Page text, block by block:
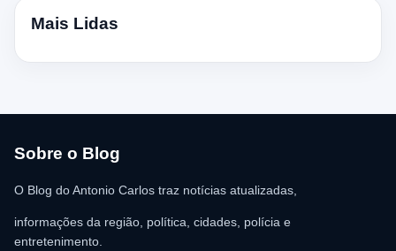
Mais Lidas
Sobre o Blog
O Blog do Antonio Carlos traz notícias atualizadas,
informações da região, política, cidades, polícia e
entretenimento.